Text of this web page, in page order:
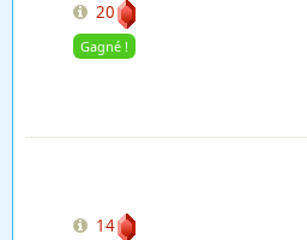
20
Gagné !
14